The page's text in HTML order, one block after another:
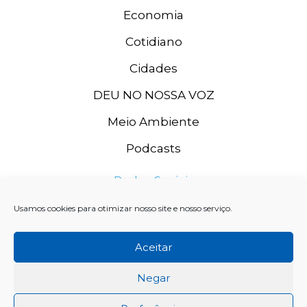
Usamos cookies para otimizar nosso site e nosso serviço.
Aceitar
Negar
Economia
Cotidiano
Cidades
DEU NO NOSSA VOZ
Meio Ambiente
Podcasts
Redes Sociais